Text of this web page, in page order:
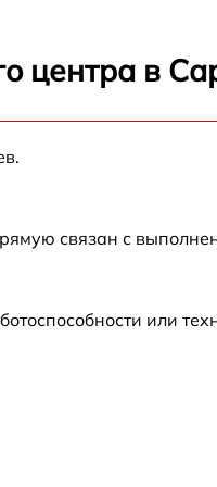
центра в
связан с
или